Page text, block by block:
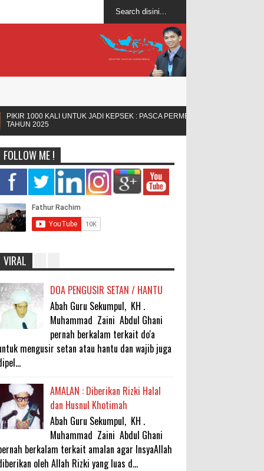
JADI KEPSEK : PASCA PERMENDIKDASMEN NOMOR 7
FOLLOW ME !
VIRAL
DOA PENGUSIR SETAN / HANTU
Abah Guru Sekumpul, KH .
Muhammad Zaini Abdul Ghani
pernah berkalam terkait do'a
mengusir setan atau hantu dan wajib juga
AMALAN : Diberikan Rizki Halal
dan Husnul Khotimah
Abah Guru Sekumpul, KH .
Muhammad Zaini Abdul Ghani
berkalam terkait amalan agar InsyaAllah
oleh Allah Rizki yang luas d...